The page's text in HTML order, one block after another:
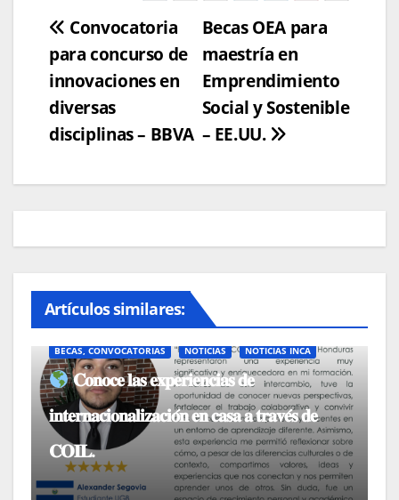
Navegación
de
entradas
Becas OEA para
maestría en
Emprendimiento
Social y Sostenible
– EE.UU.
Convocatoria
para concurso de
innovaciones en
diversas
disciplinas – BBVA
Artículos similares:
BECAS, CONVOCATORIAS NOTICIAS NOTICIAS INCA
𝐂𝐨𝐧𝐨𝐜𝐞 𝐥𝐚𝐬 𝐞𝐱𝐩𝐞𝐫𝐢𝐞𝐧𝐜𝐢𝐚𝐬 𝐝𝐞
𝐢𝐧𝐭𝐞𝐫𝐧𝐚𝐜𝐢𝐨𝐧𝐚𝐥𝐢𝐳𝐚𝐜𝐢𝐨́𝐧 𝐞𝐧 𝐜𝐚𝐬𝐚 𝐚 𝐭𝐫𝐚𝐯𝐞́𝐬 𝐝𝐞
𝐂𝐎𝐈𝐋.